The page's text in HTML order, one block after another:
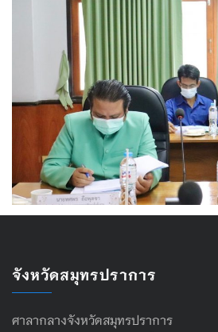
จังหวัดสมุทรปราการ
ศาลากลางจังหวัดสมุทรปราการ